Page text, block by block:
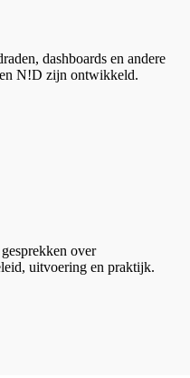
dashboards en andere
N!D zijn ontwikkeld.
over
uitvoering en praktijk.